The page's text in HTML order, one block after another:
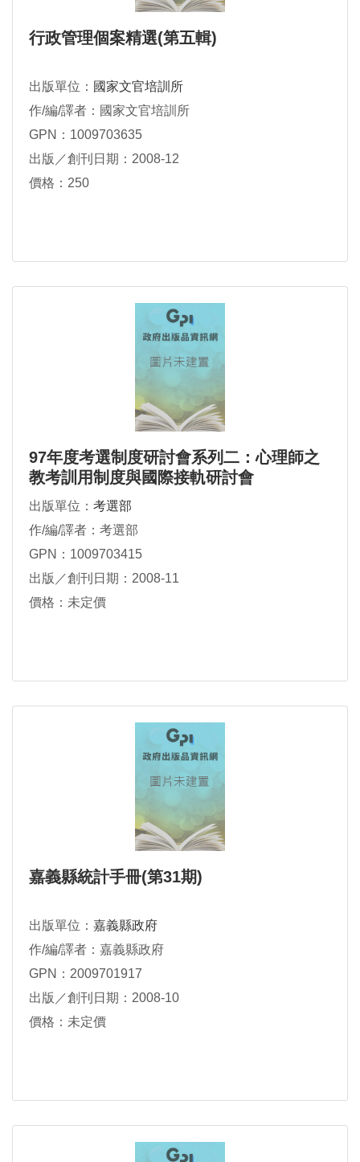
行政管理個案精選(第五輯)
出版單位： 國家文官培訓所
作/編/譯者：國家文官培訓所
GPN：1009703635
出版／創刊日期：2008-12
價格：250
97年度考選制度研討會系列二：心理師之
教考訓用制度與國際接軌研討會
出版單位： 考選部
作/編/譯者：考選部
GPN：1009703415
出版／創刊日期：2008-11
價格：未定價
嘉義縣統計手冊(第31期)
出版單位： 嘉義縣政府
作/編/譯者：嘉義縣政府
GPN：2009701917
出版／創刊日期：2008-10
價格：未定價